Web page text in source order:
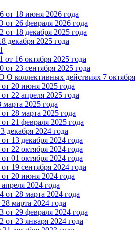
18 июня 2026 года
26 февраля 2026 года
18 декабря 2025 года
2025 года
16 октября 2025 года
23 сентября 2025 года
коллективных действиях 7 октября
20 июня 2025 года
22 апреля 2025 года
2025 года
28 марта 2025 года
21 февраля 2025 года
2024 года
13 декабря 2024 года
22 октября 2024 года
01 октября 2024 года
19 сентября 2024 года
20 июня 2024 года
2024 года
28 марта 2024 года
марта 2024 года
29 февраля 2024 года
23 января 2024 года